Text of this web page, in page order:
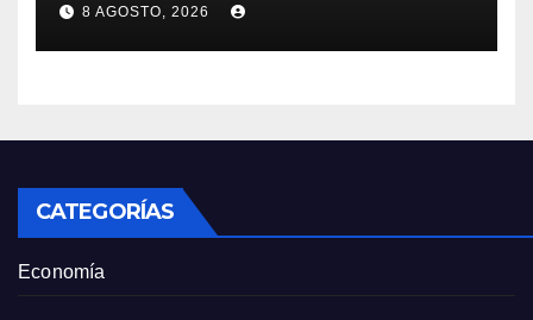
condiciones de Irán
8 AGOSTO, 2026
CATEGORÍAS
Economía